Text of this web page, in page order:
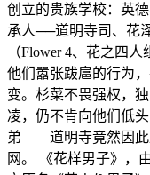
创立的贵族学校：英
承人──道明寺司、花
（Flower 4、花之四
他们嚣张跋扈的行为
变。杉菜不畏强权，
凌，仍不肯向他们低
弟——道明寺竟然因此
网。 《花样男子》，